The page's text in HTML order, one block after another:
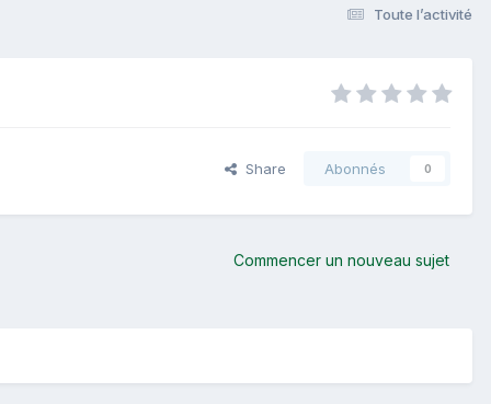
Toute l’activité
Share Abonnés 0
Commencer un nouveau sujet